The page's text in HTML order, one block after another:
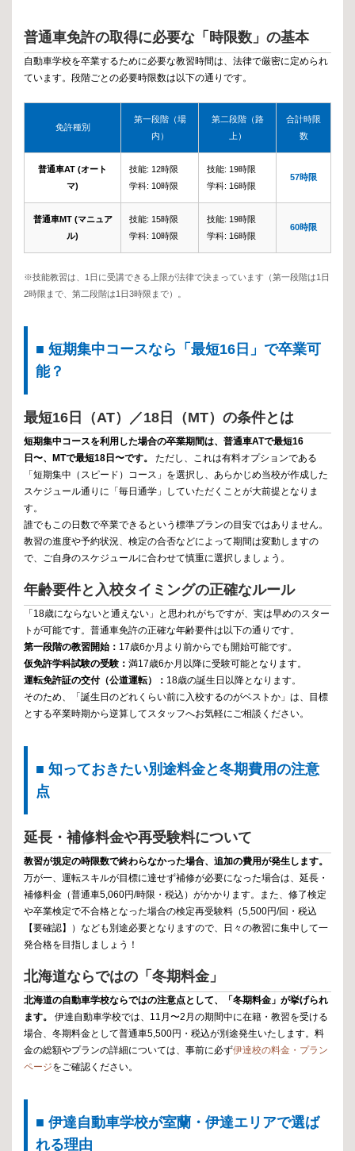
普通車免許の取得に必要な「時限数」の基本
自動車学校を卒業するために必要な教習時間は、法律で厳密に定められ
ています。段階ごとの必要時限数は以下の通りです。
免許種別
第一段階（場
内）
第二段階（路
上）
合計時限
数
普通車AT (オート
マ)
技能: 12時限
学科: 10時限
技能: 19時限
学科: 16時限
57時限
普通車MT (マニュア
ル)
技能: 15時限
学科: 10時限
技能: 19時限
学科: 16時限
60時限
※技能教習は、1日に受講できる上限が法律で決まっています（第一段階は1日
2時限まで、第二段階は1日3時限まで）。
■ 短期集中コースなら「最短16日」で卒業可
能？
最短16日（AT）／18日（MT）の条件とは
短期集中コースを利用した場合の卒業期間は、普通車ATで最短16
日〜、MTで最短18日〜です。
ただし、これは有料オプションである
「短期集中（スピード）コース」を選択し、あらかじめ当校が作成した
スケジュール通りに「毎日通学」していただくことが大前提となりま
す。
誰でもこの日数で卒業できるという標準プランの目安ではありません。
教習の進度や予約状況、検定の合否などによって期間は変動しますの
で、ご自身のスケジュールに合わせて慎重に選択しましょう。
年齢要件と入校タイミングの正確なルール
「18歳にならないと通えない」と思われがちですが、実は早めのスター
トが可能です。普通車免許の正確な年齢要件は以下の通りです。
第一段階の教習開始： 17歳6か月より前からでも開始可能です。
仮免許学科試験の受験： 満17歳6か月以降に受験可能となります。
運転免許証の交付（公道運転）： 18歳の誕生日以降となります。
そのため、「誕生日のどれくらい前に入校するのがベストか」は、目標
とする卒業時期から逆算してスタッフへお気軽にご相談ください。
■ 知っておきたい別途料金と冬期費用の注意
点
延長・補修料金や再受験料について
教習が規定の時限数で終わらなかった場合、追加の費用が発生します。
万が一、運転スキルが目標に達せず補修が必要になった場合は、延長・
補修料金（普通車5,060円/時限・税込）がかかります。また、修了検定
や卒業検定で不合格となった場合の検定再受験料（5,500円/回・税込
【要確認】）なども別途必要となりますので、日々の教習に集中して一
発合格を目指しましょう！
北海道ならではの「冬期料金」
北海道の自動車学校ならではの注意点として、「冬期料金」が挙げられ
ます。
伊達自動車学校では、11月〜2月の期間中に在籍・教習を受ける
場合、冬期料金として普通車5,500円・税込が別途発生いたします。料
金の総額やプランの詳細については、事前に必ず伊達校の料金・プラン
ページをご確認ください。
■ 伊達自動車学校が室蘭・伊達エリアで選ば
れる理由